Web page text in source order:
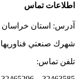
اطلاعات تماس
آدرس: استان
شهرك صنعتي فناوريهاي
تلفن تماس: